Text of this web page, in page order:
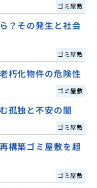
ゴミ屋敷
？その発生と社会
ゴミ屋敷
朽化物件の危険性
ゴミ屋敷
孤独と不安の闇
ゴミ屋敷
構築ゴミ屋敷を超
ゴミ屋敷